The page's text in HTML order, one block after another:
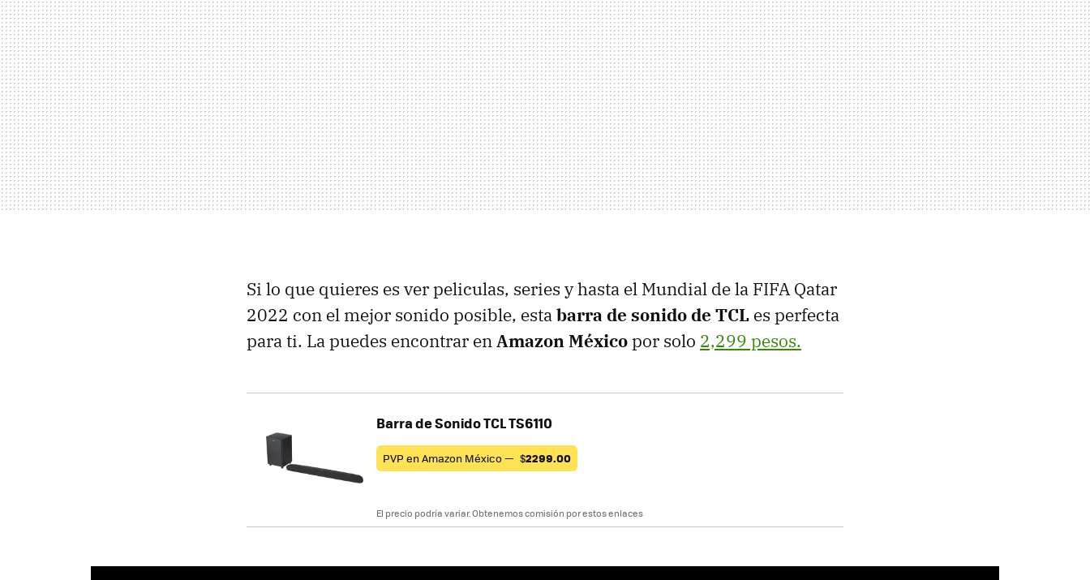
Si lo que quieres es ver peliculas, series y hasta el Mundial de la FIFA Qatar
2022 con el mejor sonido posible, estabarra de sonido de TCL es perfecta
para ti. La puedes encontrar enAmazon Méxicopor solo 2,299 pesos.
Barra de Sonido TCL TS6110
PVP en Amazon México — $2299.00
El precio podría variar. Obtenemos comisión por estos enlaces